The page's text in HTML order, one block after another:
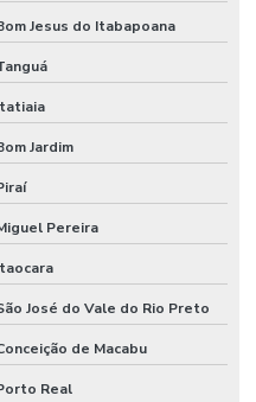
Jesus do Itabapoana
Jardim
Pereira
José do Vale do Rio Preto
de Macabu
Real